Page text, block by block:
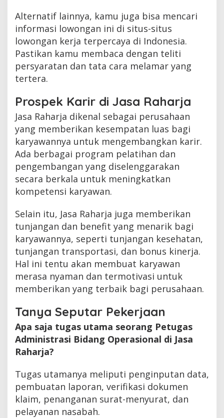
Alternatif lainnya, kamu juga bisa mencari
informasi lowongan ini di situs-situs
lowongan kerja terpercaya di Indonesia.
Pastikan kamu membaca dengan teliti
persyaratan dan tata cara melamar yang
tertera.
Prospek Karir di Jasa Raharja
Jasa Raharja dikenal sebagai perusahaan
yang memberikan kesempatan luas bagi
karyawannya untuk mengembangkan karir.
Ada berbagai program pelatihan dan
pengembangan yang diselenggarakan
secara berkala untuk meningkatkan
kompetensi karyawan.
Selain itu, Jasa Raharja juga memberikan
tunjangan dan benefit yang menarik bagi
karyawannya, seperti tunjangan kesehatan,
tunjangan transportasi, dan bonus kinerja.
Hal ini tentu akan membuat karyawan
merasa nyaman dan termotivasi untuk
memberikan yang terbaik bagi perusahaan.
Tanya Seputar Pekerjaan
Apa saja tugas utama seorang Petugas
Administrasi Bidang Operasional di Jasa
Raharja?
Tugas utamanya meliputi penginputan data,
pembuatan laporan, verifikasi dokumen
klaim, penanganan surat-menyurat, dan
pelayanan nasabah.